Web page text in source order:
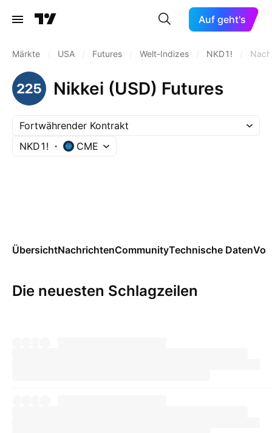
Auf geht's
Märkte USA Futures Welt-Indizes NKD1!
Nikkei (USD) Futures
Fortwährender Kontrakt
NKD1!
CME
ÜbersichtNachrichtenCommunityTechnische Daten
Die neuesten Schlagzeilen